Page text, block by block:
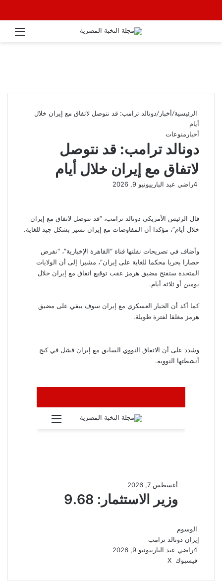
الرئيسية/أخبار/دونالد ترامب: قد نتوصل لاتفاق مع إيران خلال
أيام
أخبار منوعات
دونالد ترامب: قد نتوصل
لاتفاق مع إيران خلال أيام
راضي عبد البارييونيو 9, 2026
قال الرئيس الأمريكي دونالد ترامب، “قد نتوصل لاتفاق مع إيران
خلال أيام”، مؤكدا أن المفاوضات مع إيران تسير بشكل جيد للغاية.
وأضاف في تصريحات نقلتها قناة “القاهرة الإخبارية”، “نفرض
حصارا بحريا محكما للغاية على إيران”، مشيرا إلى أن الولايات
المتحدة ستفتح مضيق هرمز عقب توقيع اتفاق مع إيران خلال
يومين أو ثلاثة أيام.
كما أكد أن الخيار العسكري مع إيران سوف يبقي على مضيق
هرمز مغلقا لفترة طويلة.
وشدد على أن الاتفاق النووي السابق مع إيران فشل في كبح
أنشطتها النووية.
الوسوم
إيران دونالد ترامب
راضي عبد البارييونيو 9, 2026
فيسبوك ‫X
البريد